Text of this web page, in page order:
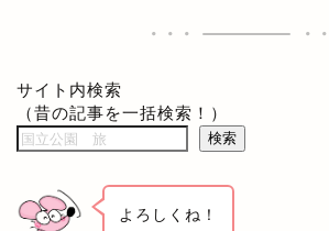
サイト内検索
（昔の記事を一括検索！）
検索
よろしくね！